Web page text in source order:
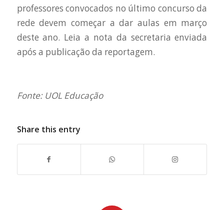
professores convocados no último concurso da
rede devem começar a dar aulas em março
deste ano. Leia a nota da secretaria enviada
após a publicação da reportagem.
Fonte: UOL Educação
Share this entry